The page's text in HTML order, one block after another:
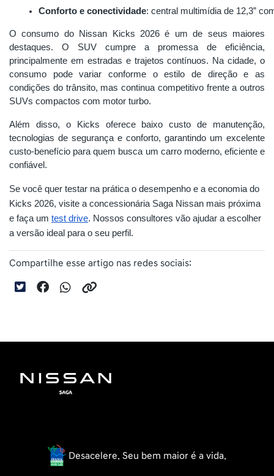
Conforto e conectividade: central multimídia de 12,3”
O consumo do Nissan Kicks 2026 é um de seus maiores
destaques. O SUV cumpre a promessa de eficiência,
principalmente em estradas e trajetos contínuos. Na cidade, o
consumo pode variar conforme o estilo de direção e as
condições do trânsito, mas continua competitivo frente a outros
SUVs compactos com motor turbo.
Além disso, o Kicks oferece baixo custo de manutenção,
tecnologias de segurança e conforto, garantindo um excelente
custo-benefício para quem busca um carro moderno, eficiente e
confiável.
Se você quer testar na prática o desempenho e a economia do
Kicks 2026, visite a concessionária Saga Nissan mais próxima
e faça um test drive. Nossos consultores vão ajudar a escolher
a versão ideal para o seu perfil.
Compartilhe esse artigo nas redes sociais:
Desacelere. Seu bem maior é a vida.